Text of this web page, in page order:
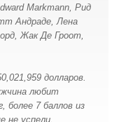
Markmann, Рид
Андраде, Лена
Жак Де Гроот,
долларов.
любит
7 баллов из
не успели.